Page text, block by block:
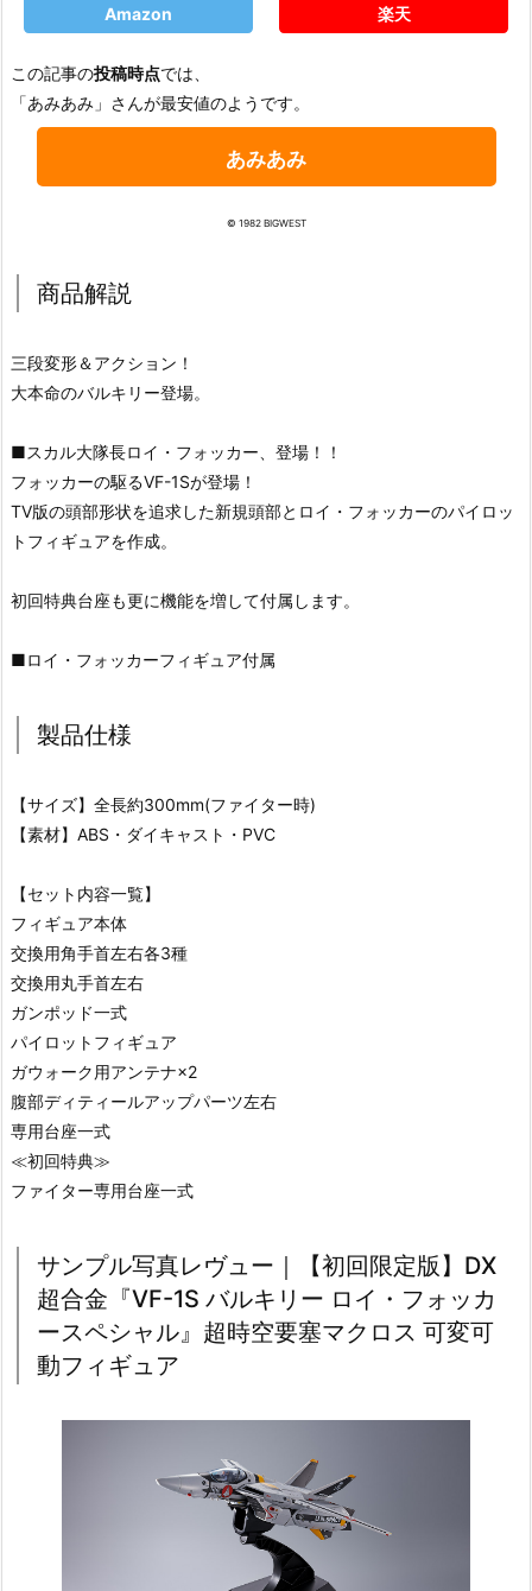
Amazon 楽天
この記事の投稿時点では、
「あみあみ」さんが最安値のようです。
あみあみ
© 1982 BIGWEST
商品解説
三段変形＆アクション！
大本命のバルキリー登場。
■スカル大隊長ロイ・フォッカー、登場！！
フォッカーの駆るVF-1Sが登場！
TV版の頭部形状を追求した新規頭部とロイ・フォッカーのパイロッ
トフィギュアを作成。
初回特典台座も更に機能を増して付属します。
■ロイ・フォッカーフィギュア付属
製品仕様
【サイズ】全長約300mm(ファイター時)
【素材】ABS・ダイキャスト・PVC
【セット内容一覧】
フィギュア本体
交換用角手首左右各3種
交換用丸手首左右
ガンポッド一式
パイロットフィギュア
ガウォーク用アンテナ×2
腹部ディティールアップパーツ左右
専用台座一式
≪初回特典≫
ファイター専用台座一式
サンプル写真レヴュー｜【初回限定版】DX
超合金『VF-1S バルキリー ロイ・フォッカ
ースペシャル』超時空要塞マクロス 可変可
動フィギュア